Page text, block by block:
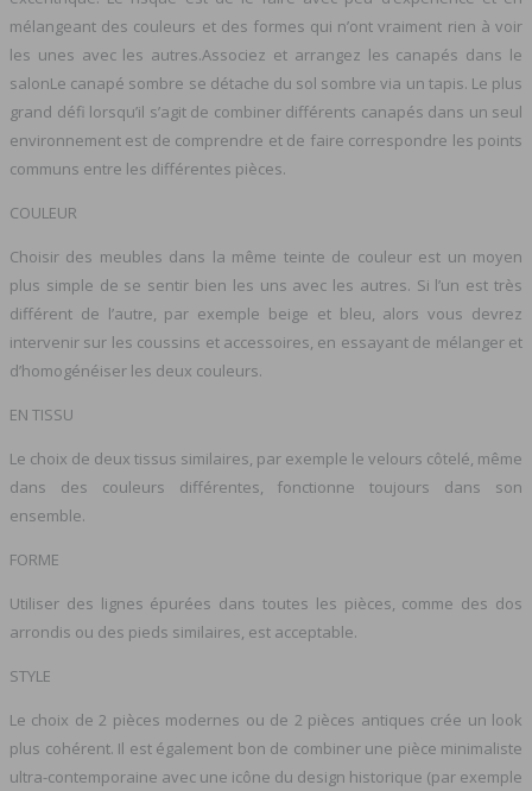
mélangeant des couleurs et des formes qui n’ont vraiment rien à voir
les unes avec les autres.Associez et arrangez les canapés dans le
salonLe canapé sombre se détache du sol sombre via un tapis. Le plus
grand défi lorsqu’il s’agit de combiner différents canapés dans un seul
environnement est de comprendre et de faire correspondre les points
communs entre les différentes pièces.
COULEUR
Choisir des meubles dans la même teinte de couleur est un moyen
plus simple de se sentir bien les uns avec les autres. Si l’un est très
différent de l’autre, par exemple beige et bleu, alors vous devrez
intervenir sur les coussins et accessoires, en essayant de mélanger et
d’homogénéiser les deux couleurs.
EN TISSU
Le choix de deux tissus similaires, par exemple le velours côtelé, même
dans des couleurs différentes, fonctionne toujours dans son
ensemble.
FORME
Utiliser des lignes épurées dans toutes les pièces, comme des dos
arrondis ou des pieds similaires, est acceptable.
STYLE
Le choix de 2 pièces modernes ou de 2 pièces antiques crée un look
plus cohérent. Il est également bon de combiner une pièce minimaliste
ultra-contemporaine avec une icône du design historique (par exemple